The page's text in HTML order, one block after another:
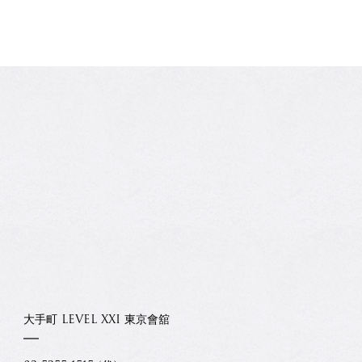
大手町 LEVEL XXI 東京會舘